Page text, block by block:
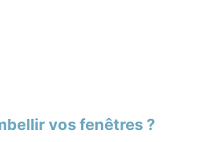
vos fenêtres ?